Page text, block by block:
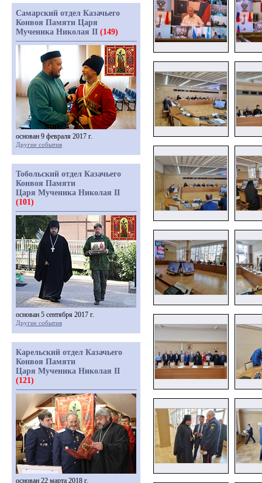
Самарский отдел Казачьего
Конвоя Памяти Царя
Мученика Николая II (149)
основан 9 февраля 2017 г.
Другие события
Тобольский отдел Казачьего
Конвоя Памяти
Царя Мученика Николая II
(101)
основан 5 сентября 2017 г.
Другие события
Карельский отдел Казачьего
Конвоя Памяти
Царя Мученика Николая II
(121)
основан 22 марта 2018 г.